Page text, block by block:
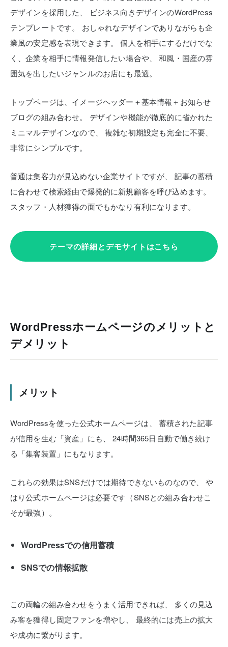
デザインを採用した、
ビジネス向きデザインのWordPress
テンプレートです。
おしゃれなデザインでありながらも企
業風の安定感を表現できます。
個人を相手にするだけでな
く、企業を相手に情報発信したい場合や、
和風・国産の雰
囲気を出したいジャンルのお店にも最適。
トップページは、イメージヘッダー＋基本情報＋お知らせ
ブログの組み合わせ。
デザインや機能が徹底的に省かれた
ミニマルデザインなので、
複雑な初期設定も完全に不要、
非常にシンプルです。
普通は集客力が見込めない企業サイトですが、
記事の蓄積
に合わせて検索経由で爆発的に新規顧客を呼び込めます。
スタッフ・人材獲得の面でもかなり有利になります。
テーマの詳細とデモサイトはこちら
WordPressホームページのメリットと
デメリット
メリット
WordPressを使った公式ホームページは、
蓄積された記事
が信用を生む「資産」にも、
24時間365日自動で働き続け
る「集客装置」にもなります。
これらの効果はSNSだけでは期待できないものなので、
や
はり公式ホームページは必要です（SNSとの組み合わせこ
そが最強）。
WordPressでの信用蓄積
SNSでの情報拡散
この両輪の組み合わせをうまく活用できれば、
多くの見込
み客を獲得し固定ファンを増やし、
最終的には売上の拡大
や成功に繋がります。